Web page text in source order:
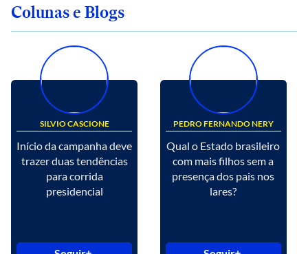
Colunas e Blogs
SILVIO CASCIONE
Início da campanha deve
trazer duas tendências
para corrida
presidencial
PEDRO FERNANDO NERY
Qual o Estado brasileiro
com mais filhos sem a
presença dos pais nos
lares?